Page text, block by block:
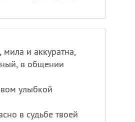
и аккуратна,
в общении
улыбкой
в судьбе твоей